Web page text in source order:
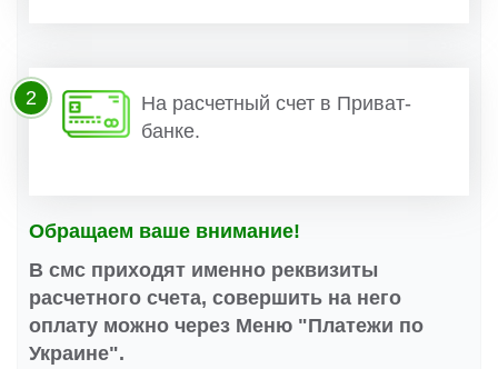
На расчетный счет в Приват-
банке.
2
Обращаем ваше внимание!
В смс приходят именно реквизиты
расчетного счета, совершить на него
оплату можно через Меню "Платежи по
Украине".